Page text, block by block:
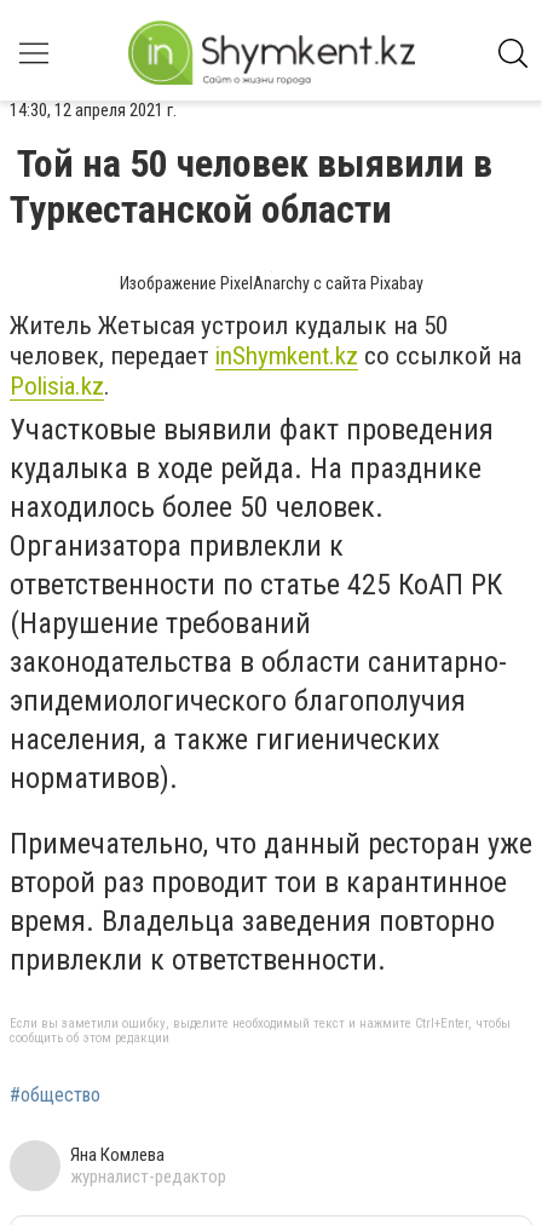
14:30, 12 апреля 2021 г.
Той на 50 человек выявили в
Туркестанской области
Изображение PixelAnarchy с сайта Pixabay
Житель Жетысая устроил кудалык на 50
человек, передает inShymkent.kz со ссылкой на
Polisia.kz.
Участковые выявили факт проведения
кудалыка в ходе рейда. На празднике
находилось более 50 человек.
Организатора привлекли к
ответственности по статье 425 КоАП РК
(Нарушение требований
законодательства в области санитарно-
эпидемиологического благополучия
населения, а также гигиенических
нормативов).
Примечательно, что данный ресторан уже
второй раз проводит тои в карантинное
время. Владельца заведения повторно
привлекли к ответственности.
Если вы заметили ошибку, выделите необходимый текст и нажмите Ctrl+Enter, чтобы
сообщить об этом редакции
#общество
Яна Комлева
журналист-редактор